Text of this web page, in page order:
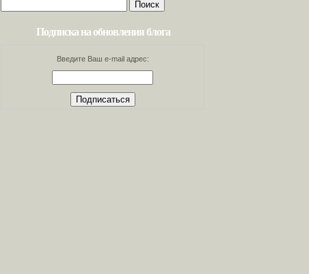
Подписка на обновления блога
Введите Ваш e-mail адрес: